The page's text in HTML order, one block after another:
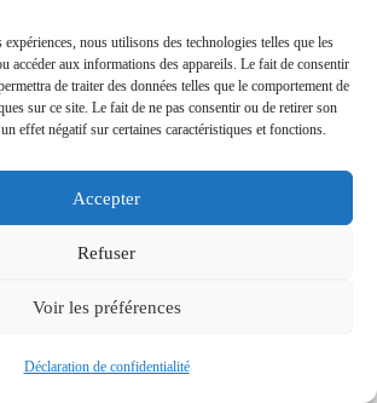
nous utilisons des technologies telles que les
accéder aux informations des appareils. Le fait de consentir
de traiter des données telles que le comportement de
sur ce site. Le fait de ne pas consentir ou de retirer son
effet négatif sur certaines caractéristiques et fonctions.
Accepter
Refuser
Voir les préférences
Déclaration de confidentialité
c’est leur effort pour
de la figure paternelle
israélien du XXIe siècle.
à cette entreprise.
avec la communauté
supplémentaire pour
découle d’une négligence